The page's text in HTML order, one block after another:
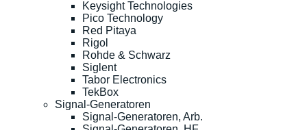
Keysight Technologies
Pico Technology
Red Pitaya
Rigol
Rohde & Schwarz
Siglent
Tabor Electronics
TekBox
Signal-Generatoren
Signal-Generatoren, Arb.